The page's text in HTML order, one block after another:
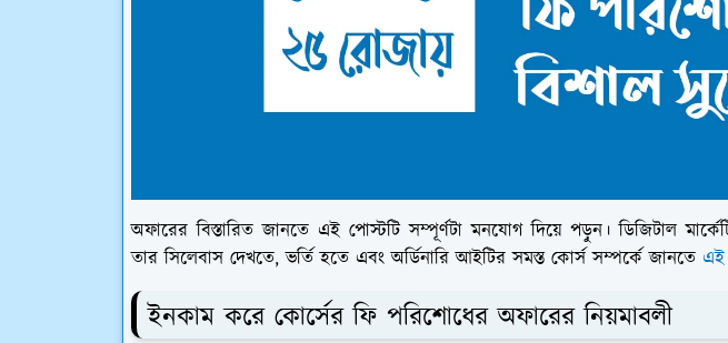
অফারের বিস্তারিত জানতে এই পোস্টটি সম্পূর্ণটা মনযোগ দিয়ে পড়ুন। ডিজিটাল
তার সিলেবাস দেখতে, ভর্তি হতে এবং অর্ডিনারি আইটির সমস্ত কোর্স সম্পর্কে জানতে এই
ইনকাম করে কোর্সের ফি পরিশোধের অফারের নিয়মাবলী